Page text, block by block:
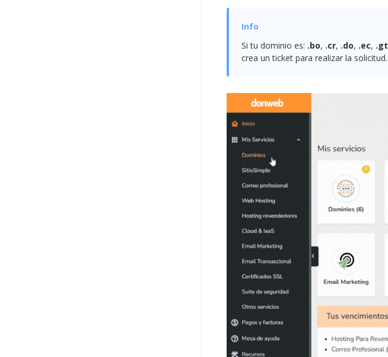
Si tu dominio es: .bo, .cr, .do, .ec, .gt
crea un ticket para realizar la solicitud.